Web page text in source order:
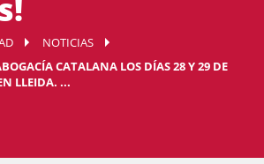
NOTICIAS
CATALANA LOS DÍAS 28 Y 29 DE
LLEIDA. ...